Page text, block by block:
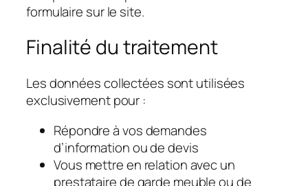
formulaire sur le site.
Finalité du traitement
Les données collectées sont utilisées
exclusivement pour :
Répondre à vos demandes
d’information ou de devis
Vous mettre en relation avec un
prestataire de garde meuble ou de